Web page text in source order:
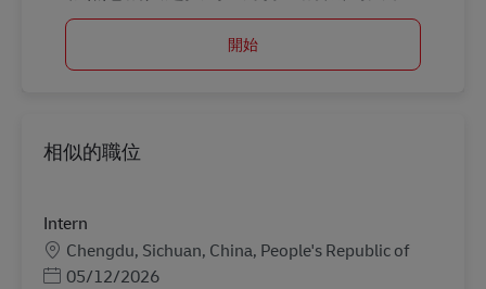
開始
相似的職位
Intern
地點Chengdu, Sichuan, China, People's Republic of
Posted Date
05/12/2026